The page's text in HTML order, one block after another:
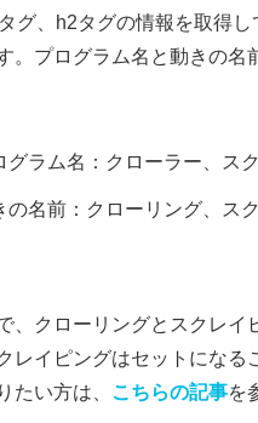
グ、h2タグの情報を取得
。プログラム名と動きの名
グラム名：クローラー、ス
の名前：クローリング、ス
、クローリングとスクレ
レイピングはセットにな
たい方は、 こちらの記事を